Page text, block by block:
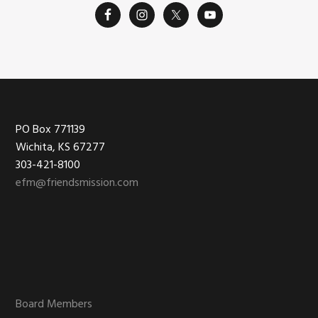
Footer
PO Box 771139
Wichita, KS 67277
303-421-8100
efm@friendsmission.com
Board Members